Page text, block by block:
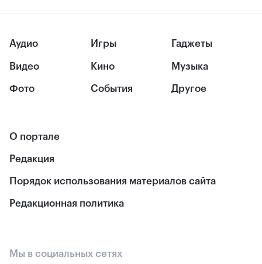
Аудио
Видео
Фото
Игры
Кино
События
Гаджеты
Музыка
Другое
О портале
Редакция
Порядок использования материалов сайта
Редакционная политика
Мы в социальных сетях